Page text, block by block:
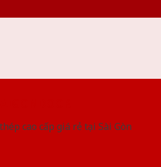
cao cấp giá rẻ tại Sài Gòn